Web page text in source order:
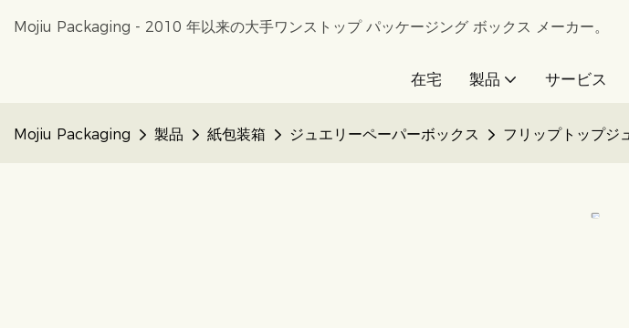
Mojiu Packaging - 2010 年以来の大手ワンストップ パッケージング ボックス メーカー。
在宅 製品 サービス
Mojiu Packaging 製品 紙包装箱 ジュエリーペーパーボックス フリップトップジ